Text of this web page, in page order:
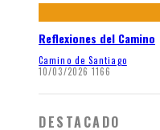
Reflexiones del Camino
Camino de Santiago
10/03/2026 1166
DESTACADO